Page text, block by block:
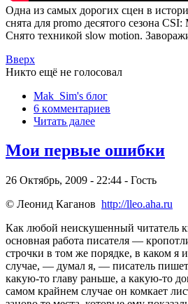
Одна из самых дорогих сцен в
снята для promo десятого сезона
Снято техникой slow motion.
Вверх
Никто ещё не голосовал
Mak_Sim's блог
6 кoммeнтаpиев
Читать далее
Мои первые ошибки
26 Октябрь, 2009 - 22:44 - Гость
© Леонид Каганов http://lleo.aha.ru
Как любой неискушенный читатель
основная работа писателя —
строчки в том же порядке, в каком я
случае, — думал я, — писатель
какую-то главу раньше, а какую-то
самом крайнем случае он комкает